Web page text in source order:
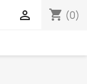
shopping_cart (0)
